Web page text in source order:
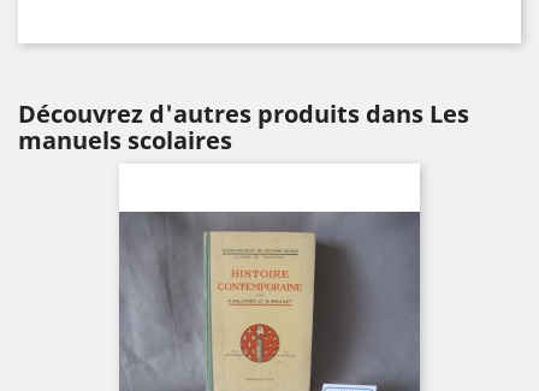
Découvrez d'autres produits dans Les
manuels scolaires